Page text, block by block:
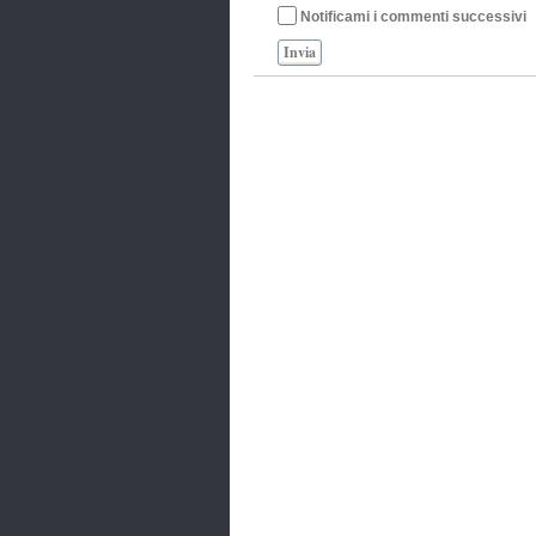
Notificami i commenti successivi
Invia